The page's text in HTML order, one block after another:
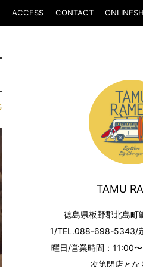
ACCESS CONTACT
TAMU
徳島県板野郡北島町
1/TEL.088-698-5343/
曜日/営業時間：11:00
次第閉店とな